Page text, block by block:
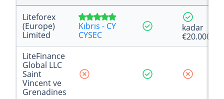
Liteforex
(Europe)
Limited
Kıbrıs - CY
CYSEC
kadar
€20.000
LiteFinance
Global LLC
Saint
Vincent ve
Grenadines